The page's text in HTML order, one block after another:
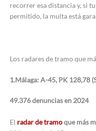
recorrer esa distancia y, si
permitido, la multa está
Los radares de tramo que
1.Málaga: A-45, PK 128,78
49.376 denuncias en 2024
El radar de tramoque más